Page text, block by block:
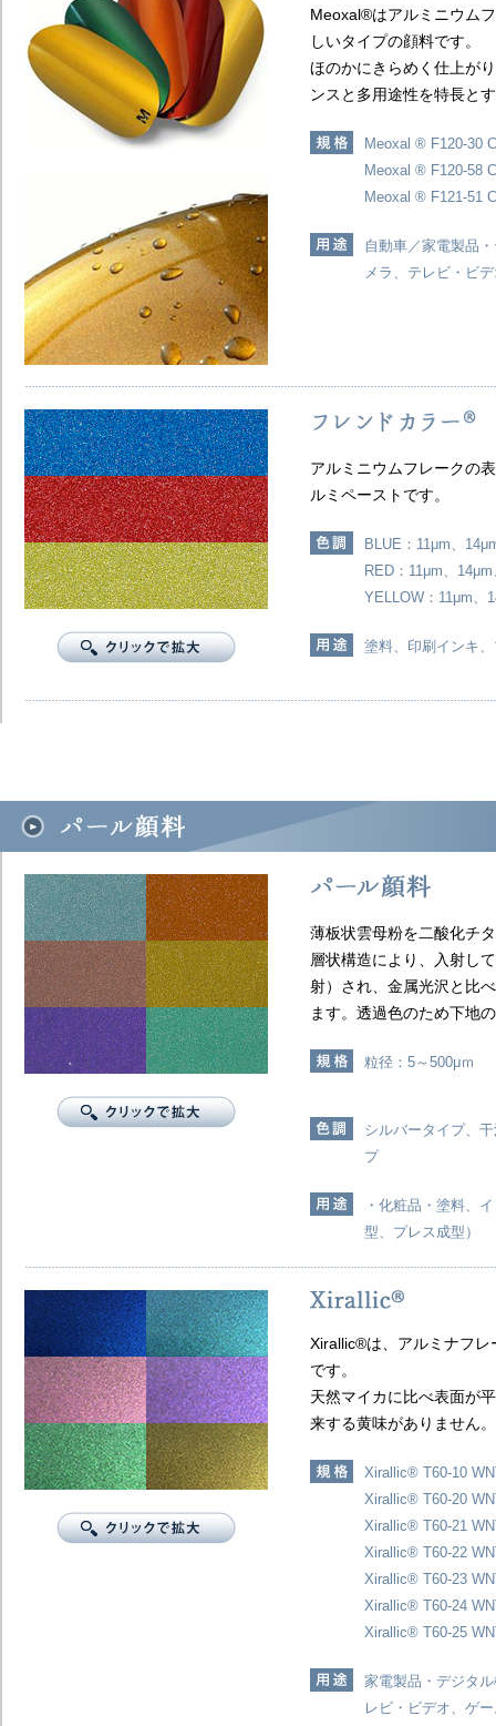
Meoxal®はアルミニウム
しいタイプの顔料です。
ほのかにきらめく仕上が
ンスと多用途性を特長と
Meoxal ® F120-30
Meoxal ® F120-58
Meoxal ® F121-51
自動車／家電製品
メラ、テレビ・ビ
アルミニウムフレークの
ルミペーストです。
BLUE：11μm、
RED：11μm、
YELLOW：11μm、
塗料、印刷インキ
薄板状雲母粉を二酸化チ
層状構造により、入射し
射）され、金属光沢と比
ます。透過色のため下地
粒径：5～500μｍ
シルバータイプ、
プ
・化粧品・塗料、
型、プレス成型）
Xirallic®は、アルミナフレ
です。
天然マイカに比べ表面が
来する黄味がありません。
Xirallic® T60-10
Xirallic® T60-20
Xirallic® T60-21
Xirallic® T60-22
Xirallic® T60-23
Xirallic® T60-24
Xirallic® T60-25
家電製品・デジタ
レビ・ビデオ、ゲ